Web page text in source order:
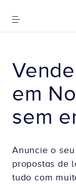
em
sem
Anuncie o
propostas de
tudo com